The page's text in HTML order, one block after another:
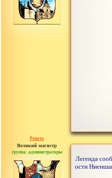
Рената
Великий магистр
группа: администраторы
сообщений: 30442
Легенда
ости